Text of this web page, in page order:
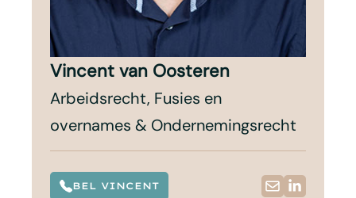
Vincent van Oosteren
Arbeidsrecht, Fusies en
overnames & Ondernemingsrecht
BEL VINCENT